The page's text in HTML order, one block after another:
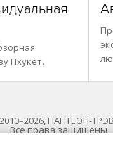
Пхукет.
ПАНТЕОН-
Все права защищены